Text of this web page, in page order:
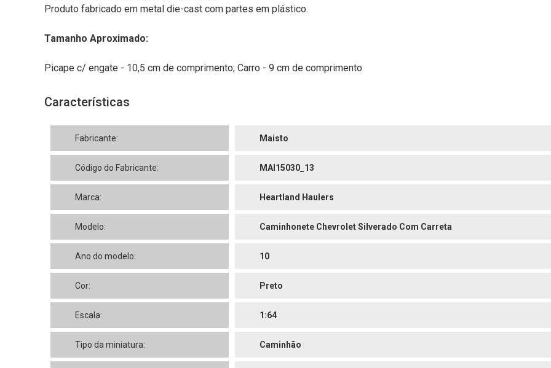
Produto fabricado em metal die-cast com partes em plástico.
Tamanho Aproximado:
Picape c/ engate - 10,5 cm de comprimento; Carro - 9 cm de comprimento
Características
Fabricante: Maisto
Código do Fabricante: MAI15030_13
Marca: Heartland Haulers
Modelo: Caminhonete Chevrolet Silverado Com Carreta
Ano do modelo: 10
Cor: Preto
Escala: 1:64
Tipo da miniatura: Caminhão